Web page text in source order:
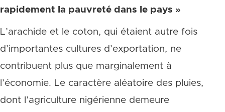
rapidement la pauvreté dans le pays »
L’arachide et le coton, qui étaient autre fois
d’importantes cultures d’exportation, ne
contribuent plus que marginalement à
l’économie. Le caractère aléatoire des pluies,
dont l’agriculture nigérienne demeure